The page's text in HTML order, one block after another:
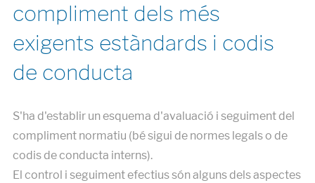
compliment dels més
exigents estàndards i codis
de conducta
S'ha d'establir un esquema d'avaluació i seguiment del
compliment normatiu (bé sigui de normes legals o de
codis de conducta interns).
El control i seguiment efectius són alguns dels aspectes